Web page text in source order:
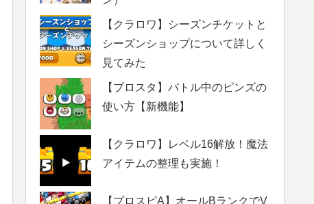
【クラロワ】シーズンチケットと
シーズンショップについて詳しく
見てみた
【ブロスタ】バトル中のピンズの
使い方【新機能】
【クラロワ】レベル16解放！魔法
アイテムの整理も実施！
【プロスピA】オールBランクでV